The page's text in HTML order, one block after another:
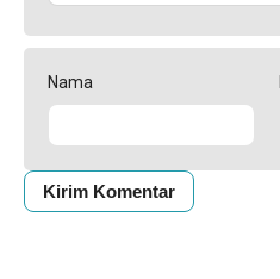
Nama